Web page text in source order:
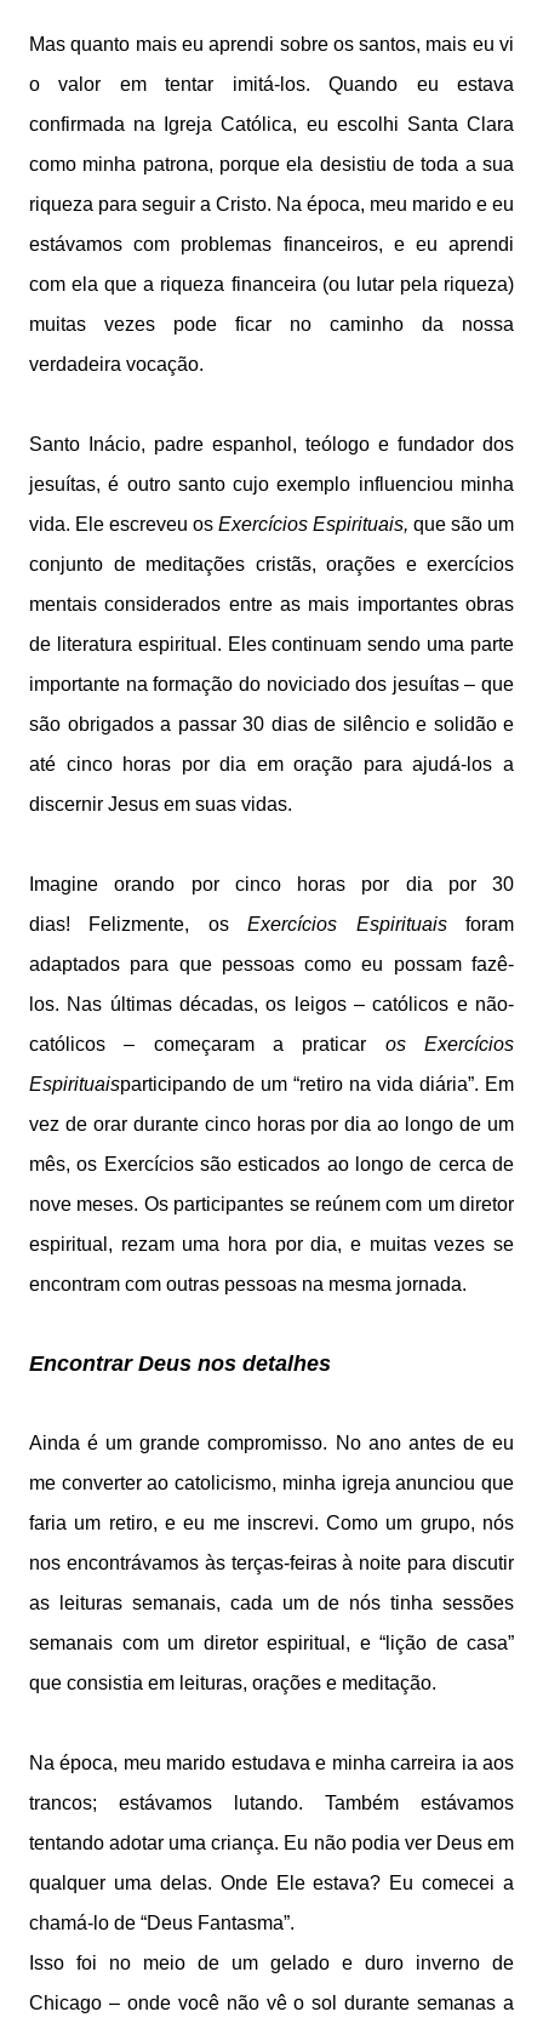
Mas quanto mais eu aprendi sobre os santos, mais eu vi
o valor em tentar imitá-los. Quando eu estava
confirmada na Igreja Católica, eu escolhi Santa Clara
como minha patrona, porque ela desistiu de toda a sua
riqueza para seguir a Cristo. Na época, meu marido e eu
estávamos com problemas financeiros, e eu aprendi
com ela que a riqueza financeira (ou lutar pela riqueza)
muitas vezes pode ficar no caminho da nossa
verdadeira vocação.
Santo Inácio, padre espanhol, teólogo e fundador dos
jesuítas, é outro santo cujo exemplo influenciou minha
vida. Ele escreveu os Exercícios Espirituais, que são um
conjunto de meditações cristãs, orações e exercícios
mentais considerados entre as mais importantes obras
de literatura espiritual. Eles continuam sendo uma parte
importante na formação do noviciado dos jesuítas – que
são obrigados a passar 30 dias de silêncio e solidão e
até cinco horas por dia em oração para ajudá-los a
discernir Jesus em suas vidas.
Imagine orando por cinco horas por dia por 30
dias! Felizmente, osExercícios Espirituaisforam
adaptados para que pessoas como eu possam fazê-
los. Nas últimas décadas, os leigos – católicos e não-
católicos – começaram a praticar os Exercícios
Espirituaisparticipando de um “retiro na vida diária”. Em
vez de orar durante cinco horas por dia ao longo de um
mês, os Exercícios são esticados ao longo de cerca de
nove meses. Os participantes se reúnem com um diretor
espiritual, rezam uma hora por dia, e muitas vezes se
encontram com outras pessoas na mesma jornada.
Encontrar Deus nos detalhes
Ainda é um grande compromisso. No ano antes de eu
me converter ao catolicismo, minha igreja anunciou que
faria um retiro, e eu me inscrevi. Como um grupo, nós
nos encontrávamos às terças-feiras à noite para discutir
as leituras semanais, cada um de nós tinha sessões
semanais com um diretor espiritual, e “lição de casa”
que consistia em leituras, orações e meditação.
Na época, meu marido estudava e minha carreira ia aos
trancos; estávamos lutando. Também estávamos
tentando adotar uma criança. Eu não podia ver Deus em
qualquer uma delas. Onde Ele estava? Eu comecei a
chamá-lo de “Deus Fantasma”.
Isso foi no meio de um gelado e duro inverno de
Chicago – onde você não vê o sol durante semanas a